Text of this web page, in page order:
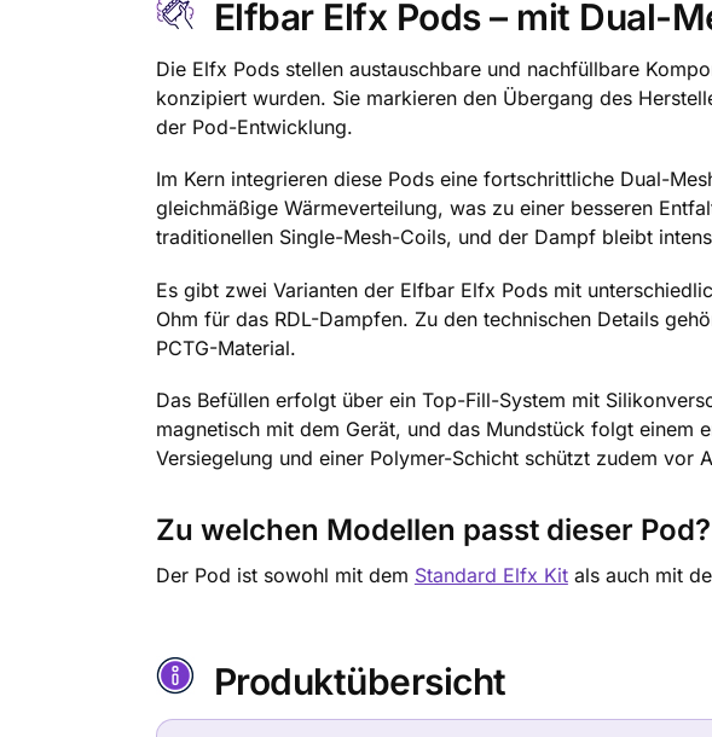
Elfbar Elfx Pods – mit Dual-
Die Elfx Pods stellen austauschbare und nachfüllbare
konzipiert wurden. Sie markieren den Übergang des
der Pod-Entwicklung.
Im Kern integrieren diese Pods eine fortschrittliche Dual-
gleichmäßige Wärmeverteilung, was zu einer besseren
traditionellen Single-Mesh-Coils, und der Dampf bleibt
Es gibt zwei Varianten der Elfbar Elfx Pods mit
Ohm für das RDL-Dampfen. Zu den technischen Details
PCTG-Material.
Das Befüllen erfolgt über ein Top-Fill-System mit
magnetisch mit dem Gerät, und das Mundstück folgt einem
Versiegelung und einer Polymer-Schicht schützt zudem vor
Zu welchen Modellen passt dieser Pod?
Der Pod ist sowohl mit dem Standard Elfx Kitals auch mit
Produktübersicht